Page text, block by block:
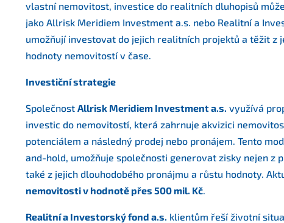
vlastní nemovitost, investice do realitních dluhopisů
jako Allrisk Meridiem Investment a.s. nebo Realitní a
umožňují investovat do jejich realitních projektů a těžit z
hodnoty nemovitostí v čase.
Investiční strategie
Společnost Allrisk Meridiem Investment a.s. využívá
investic do nemovitostí, která zahrnuje akvizici
potenciálem a následný prodej nebo pronájem. Tento
and-hold, umožňuje společnosti generovat zisky nejen z
také z jejich dlouhodobého pronájmu a růstu hodnoty.
nemovitosti v hodnotě přes 500 mil. Kč.
Realitní a Investorský fond a.s. klientům řeší životní